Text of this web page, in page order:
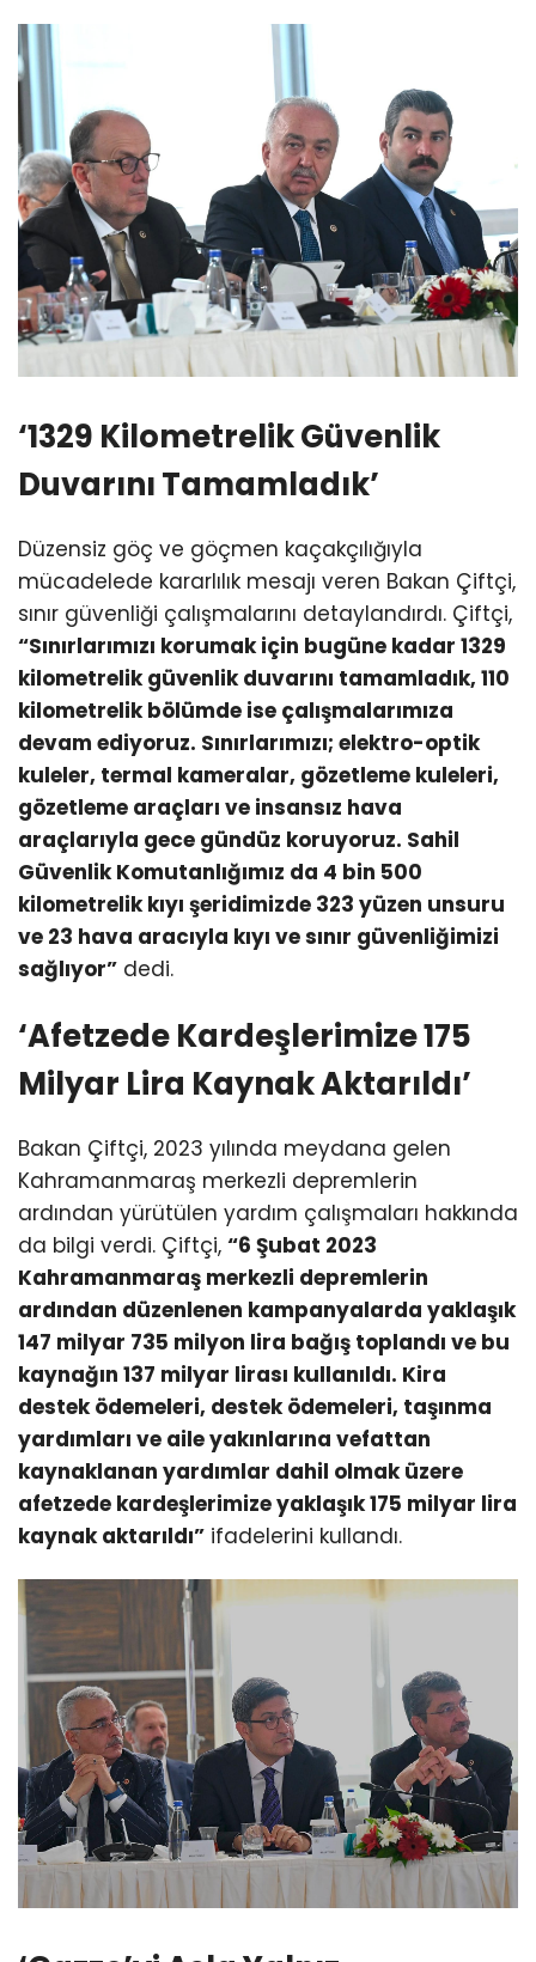
‘1329 Kilometrelik Güvenlik
Duvarını Tamamladık’
Düzensiz göç ve göçmen kaçakçılığıyla
mücadelede kararlılık mesajı veren Bakan Çiftçi,
sınır güvenliği çalışmalarını detaylandırdı. Çiftçi,
“Sınırlarımızı korumak için bugüne kadar 1329
kilometrelik güvenlik duvarını tamamladık, 110
kilometrelik bölümde ise çalışmalarımıza
devam ediyoruz. Sınırlarımızı; elektro-optik
kuleler, termal kameralar, gözetleme kuleleri,
gözetleme araçları ve insansız hava
araçlarıyla gece gündüz koruyoruz. Sahil
Güvenlik Komutanlığımız da 4 bin 500
kilometrelik kıyı şeridimizde 323 yüzen unsuru
ve 23 hava aracıyla kıyı ve sınır güvenliğimizi
sağlıyor” dedi.
‘Afetzede Kardeşlerimize 175
Milyar Lira Kaynak Aktarıldı’
Bakan Çiftçi, 2023 yılında meydana gelen
Kahramanmaraş merkezli depremlerin
ardından yürütülen yardım çalışmaları hakkında
da bilgi verdi. Çiftçi, “6 Şubat 2023
Kahramanmaraş merkezli depremlerin
ardından düzenlenen kampanyalarda yaklaşık
147 milyar 735 milyon lira bağış toplandı ve bu
kaynağın 137 milyar lirası kullanıldı. Kira
destek ödemeleri, destek ödemeleri, taşınma
yardımları ve aile yakınlarına vefattan
kaynaklanan yardımlar dahil olmak üzere
afetzede kardeşlerimize yaklaşık 175 milyar lira
kaynak aktarıldı” ifadelerini kullandı.